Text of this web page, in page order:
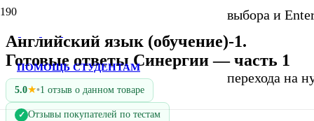
ПОМОЩЬ СТУДЕНТАМ
выбора и
перехода на
Английский язык (обучение)-1.
Готовые ответы Синергии — часть 1
5.0★•1 отзыв о данном товаре
✓ Отзывы покупателей по тестам